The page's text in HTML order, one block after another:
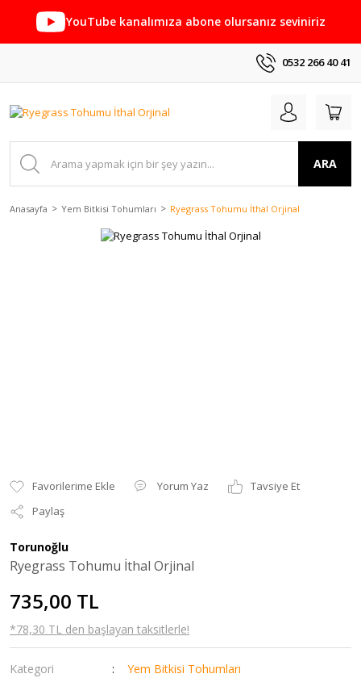
YouTube kanalımıza abone olursanız seviniriz
0532 266 40 41
ARA
Anasayfa Yem Bitkisi Tohumları Ryegrass Tohumu İthal Orjinal
Yorum Yaz
Tavsiye Et
Paylaş
Torunoğlu
Ryegrass Tohumu İthal Orjinal
735,00 TL
*78,30 TL den başlayan taksitlerle!
Kategori
Yem Bitkisi Tohumları